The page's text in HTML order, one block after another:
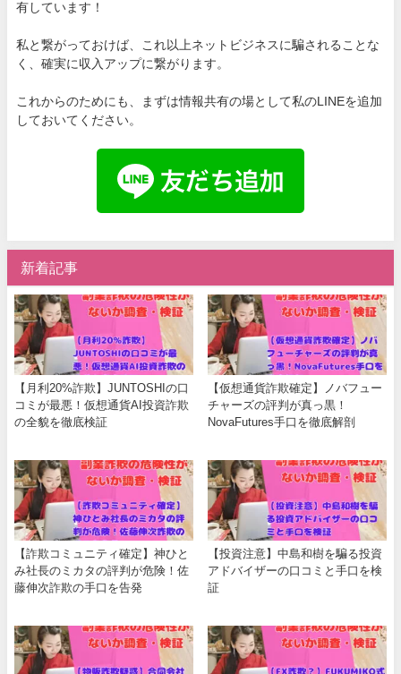
有しています！
私と繋がっておけば、これ以上ネットビジネスに騙されることな
く、確実に収入アップに繋がります。
これからのためにも、まずは情報共有の場として私のLINEを追加
しておいてください。
新着記事
【月利20%詐欺】JUNTOSHIの口
コミが最悪！仮想通貨AI投資詐欺
の全貌を徹底検証
【仮想通貨詐欺確定】ノバフュー
チャーズの評判が真っ黒！
NovaFutures手口を徹底解剖
【詐欺コミュニティ確定】神ひと
み社長のミカタの評判が危険！佐
藤伸次詐欺の手口を告発
【投資注意】中島和樹を騙る投資
アドバイザーの口コミと手口を検
証